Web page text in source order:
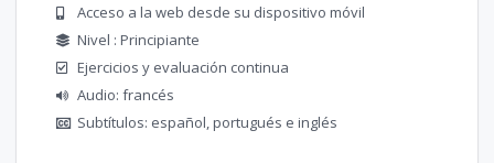
Acceso a la web desde su dispositivo móvil
Nivel : Principiante
Ejercicios y evaluación continua
Audio: francés
Subtítulos: español, portugués e inglés